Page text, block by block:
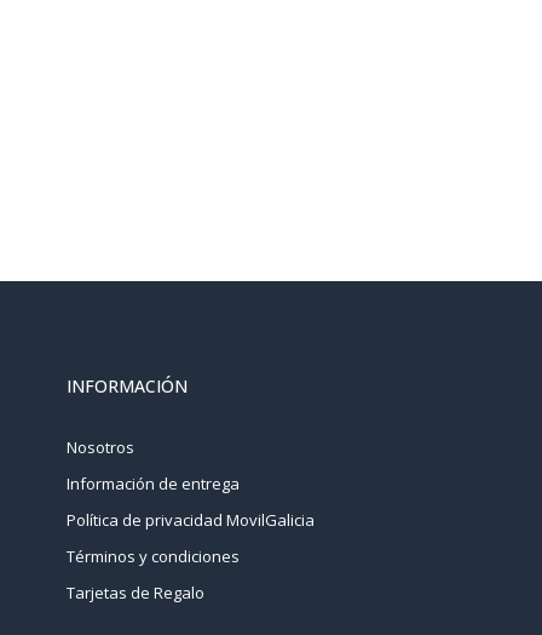
INFORMACIÓN
Nosotros
Información de entrega
Política de privacidad MovilGalicia
Términos y condiciones
Tarjetas de Regalo